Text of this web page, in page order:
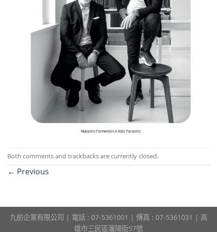
Both comments and trackbacks are currently closed.
← Previous
九舫企業有限公司 | 電話 : 07-5361001 | 傳真 : 07-5361031 | 高
雄市三民區瀋陽街57號